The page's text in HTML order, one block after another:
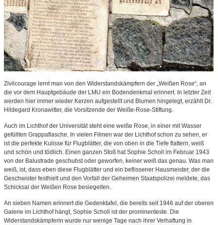
Zivilcourage lernt man von den Widerstandskämpfern der „Weißen Rose“, an
die vor dem Hauptgebäude der LMU ein Bodendenkmal erinnert. In letzter Zeit
werden hier immer wieder Kerzen aufgestellt und Blumen hingelegt, erzählt Dr.
Hildegard Kronawitter, die Vorsitzende der Weiße-Rose-Stiftung.
Auch im Lichthof der Universität steht eine weiße Rose, in einer mit Wasser
gefüllten Grappaflasche. In vielen Filmen war der Lichthof schon zu sehen, er
ist die perfekte Kulisse für Flugblätter, die von oben in die Tiefe flattern, weiß
und schön und tödlich. Einen ganzen Stoß hat Sophie Scholl im Februar 1943
von der Balustrade geschubst oder geworfen, keiner weiß das genau. Was man
weiß, ist, dass eben diese Flugblätter und ein beflissener Hausmeister, der die
Geschwister festhielt und den Vorfall der Geheimen Staatspolizei meldete, das
Schicksal der Weißen Rose besiegelten.
An sieben Namen erinnert die Gedenktafel, die bereits seit 1946 auf der oberen
Galerie im Lichthof hängt, Sophie Scholl ist der prominenteste. Die
Widerstandskämpferin wurde nur wenige Tage nach ihrer Verhaftung in